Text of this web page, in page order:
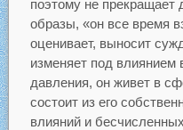
поэтому не прекращает
образы, «он все время
оценивает, выносит
изменяет под влиянием
давления, он живет в
состоит из его
влияний и